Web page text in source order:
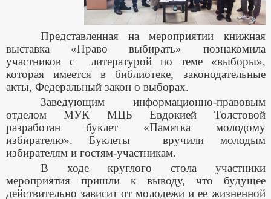
Представленная на мероприятии книжная
выставка «Право выбирать» познакомила
участников с литературой по теме «выборы»,
которая имеется в библиотеке, законодательные
акты, Федеральный закон о выборах.
Заведующим информационно-правовым
отделом МУК МЦБ Евдокией Толстовой
разработан буклет «Памятка молодому
избирателю». Буклеты вручили молодым
избирателям и гостям-участникам.
В ходе круглого стола участники
мероприятия пришли к выводу, что будущее
действительно зависит от молодежи и ее жизненной